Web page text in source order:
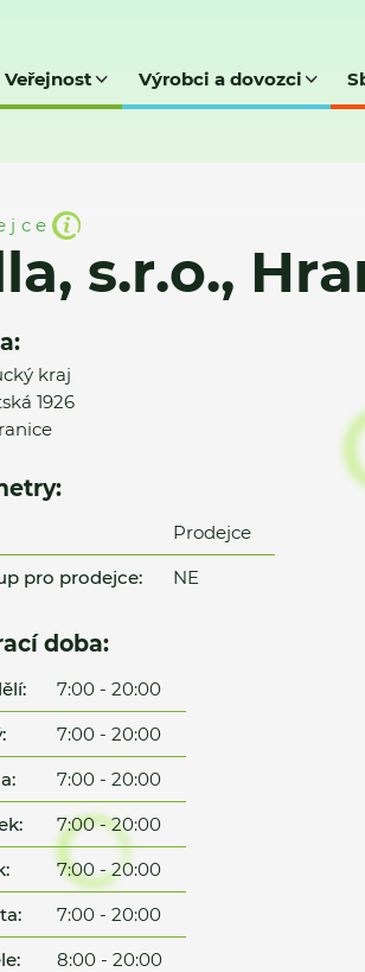
Veřejnost Výrobci a dovozci
s.r.o.,
kraj
1926
Prodejce
pro prodejce:
NE
doba:
7:00 - 20:00
7:00 - 20:00
7:00 - 20:00
7:00 - 20:00
7:00 - 20:00
7:00 - 20:00
8:00 - 20:00